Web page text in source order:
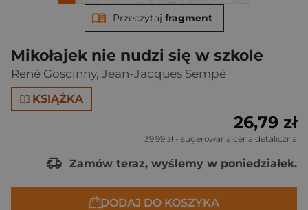
Mikołajek nie nudzi się w szkole
René Goscinny, Jean-Jacques Sempé
KSIĄŻKA
Przeczytaj fragment
26,79 zł
39,99 zł - sugerowana cena detaliczna
Zamów teraz, wyślemy w poniedziałek.
DODAJ DO KOSZYKA